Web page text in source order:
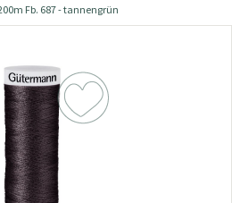
Fb. 687 - tannengrün